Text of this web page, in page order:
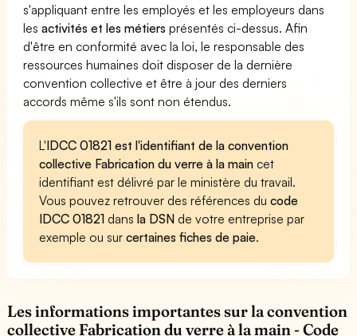
s'appliquant entre les employés et les employeurs dans
lesactivités et les métiers présentés ci-dessus. Afin
d'être en conformité avec la loi, le responsable des
ressources humaines doit disposer de la dernière
convention collective et être à jour des derniers
accords même s'ils sont non étendus.
L'IDCC 01821 est l'identifiant de la convention
collective Fabrication du verre à la main cet
identifiant est délivré par le ministère du travail.
Vous pouvez retrouver des références ducode
IDCC 01821 dansla DSN de votre entreprise par
exemple ou surcertaines fiches de paie.
Les informations importantes sur la convention
collective Fabrication du verre à la main - Code